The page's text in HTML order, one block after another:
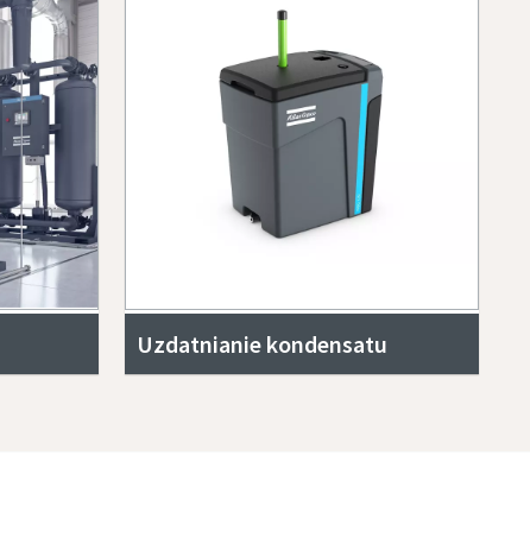
Uzdatnianie kondensatu